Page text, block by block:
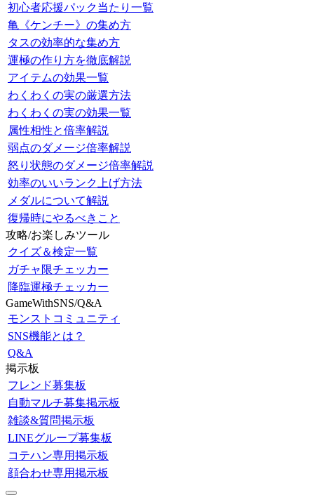
初心者応援パック当たり一覧
亀《ケンチー》の集め方
タスの効率的な集め方
運極の作り方を徹底解説
アイテムの効果一覧
わくわくの実の厳選方法
わくわくの実の効果一覧
属性相性と倍率解説
弱点のダメージ倍率解説
怒り状態のダメージ倍率解説
効率のいいランク上げ方法
メダルについて解説
復帰時にやるべきこと
攻略/お楽しみツール
クイズ＆検定一覧
ガチャ限チェッカー
降臨運極チェッカー
GameWithSNS/Q&A
モンストコミュニティ
SNS機能とは？
Q&A
掲示板
フレンド募集板
自動マルチ募集掲示板
雑談&質問掲示板
LINEグループ募集板
コテハン専用掲示板
顔合わせ専用掲示板